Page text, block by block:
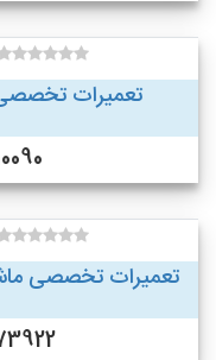
تعمیرات تخصصی
تعمیرات تخصصی